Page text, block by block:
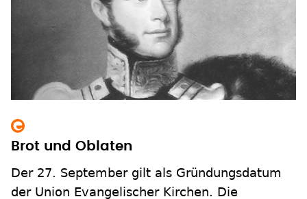
Brot und Oblaten
Der 27. September gilt als Gründungsdatum
der Union Evangelischer Kirchen. Die
Vereinigungen von reformierten und
lutherischen Protestanten begannen aber